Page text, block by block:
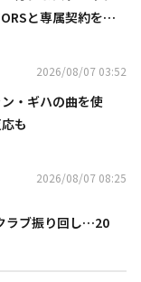
と専属契約を締
2026/08/07 03:52
・ギハの曲を使
も
2026/08/07 08:25
ラブ振り回し…20